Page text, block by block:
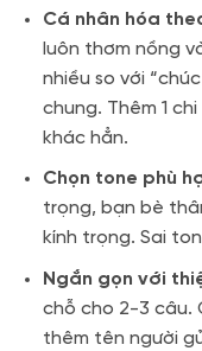
Cá nhân hóa
luôn thơm nồng
nhiều so với
chung. Thêm 1
khác hẳn.
Chọn tone phù
trọng, bạn bè
kính trọng. Sai
Ngắn gọn với
chỗ cho 2-3 câu.
thêm tên người